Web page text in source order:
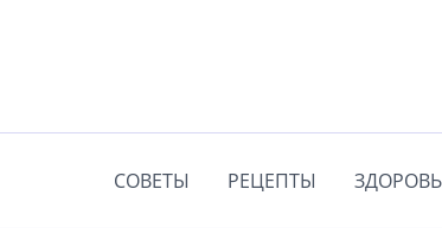
СОВЕТЫ РЕЦЕПТЫ